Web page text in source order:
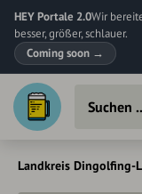
HEY Portale 2.0Wir
besser, größer, schlauer.
Coming soon →
Landkreis Dingolfing-